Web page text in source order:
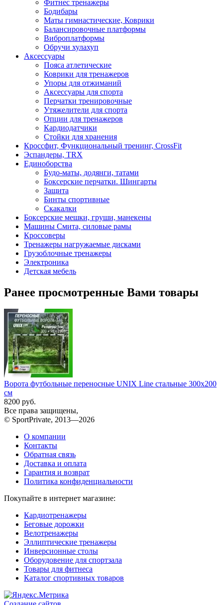
Фитнес тренажеры
Бодибары
Маты гимнастические, Коврики
Балансировочные платформы
Виброплатформы
Обручи хулахуп
Аксессуары
Пояса атлетические
Коврики для тренажеров
Упоры для отжиманий
Аксессуары для спорта
Перчатки тренировочные
Утяжелители для спорта
Опции для тренажеров
Кардиодатчики
Стойки для хранения
Кроссфит, Функциональный тренинг, CrossFit
Эспандеры, TRX
Единоборства
Будо-маты, додянги, татами
Боксерские перчатки. Шингарты
Защита
Бинты спортивные
Скакалки
Боксерские мешки, груши, манекены
Машины Смита, силовые рамы
Кроссоверы
Тренажеры нагружаемые дисками
Грузоблочные тренажеры
Электроника
Детская мебель
Ранее просмотренные Вами товары
Ворота футбольные переносные UNIX Line стальные 300x200
см
8200 руб.
Все права защищены,
© SportPrivate, 2013—2026
О компании
Контакты
Обратная связь
Доставка и оплата
Гарантия и возврат
Политика конфиденциальности
Покупайте в интернет магазине:
Кардиотренажеры
Беговые дорожки
Велотренажеры
Эллиптические тренажеры
Инверсионные столы
Оборудовение для спортзала
Товары для фитнеса
Каталог спортивных товаров